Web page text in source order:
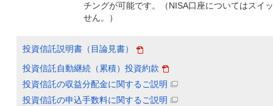
チングが可能です。（NISA口座についてはスイ
せん。）
投資信託説明書（目論見書）
投資信託自動継続（累積）投資約款
投資信託の収益分配金に関するご説明
投資信託の申込手数料に関するご説明